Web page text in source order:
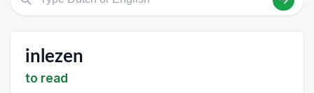
inlezen
to read